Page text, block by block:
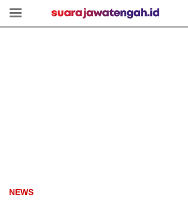
NEWS